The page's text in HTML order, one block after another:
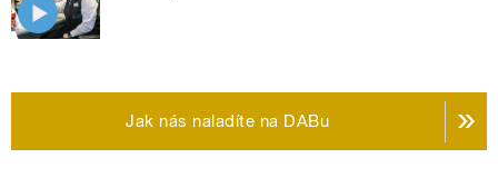
Jak nás naladíte na DABu